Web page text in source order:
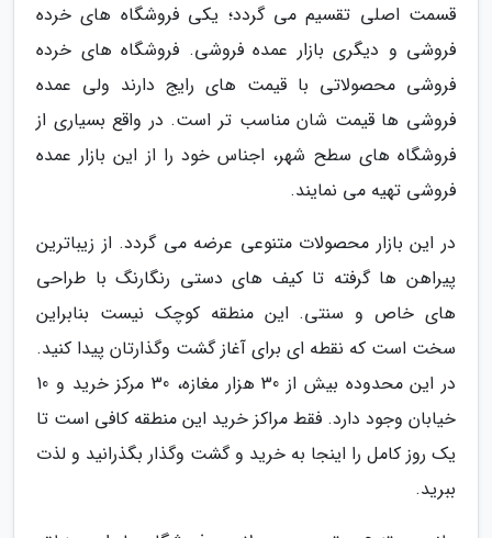
قسمت اصلی تقسیم می گردد؛ یکی فروشگاه های خرده
فروشی و دیگری بازار عمده فروشی. فروشگاه های خرده
فروشی محصولاتی با قیمت های رایج دارند ولی عمده
فروشی ها قیمت شان مناسب تر است. در واقع بسیاری از
فروشگاه های سطح شهر، اجناس خود را از این بازار عمده
فروشی تهیه می نمایند.
در این بازار محصولات متنوعی عرضه می گردد. از زیباترین
پیراهن ها گرفته تا کیف های دستی رنگارنگ با طراحی
های خاص و سنتی. این منطقه کوچک نیست بنابراین
سخت است که نقطه ای برای آغاز گشت وگذارتان پیدا کنید.
در این محدوده بیش از 30 هزار مغازه، 30 مرکز خرید و 10
خیابان وجود دارد. فقط مراکز خرید این منطقه کافی است تا
یک روز کامل را اینجا به خرید و گشت وگذار بگذرانید و لذت
ببرید.